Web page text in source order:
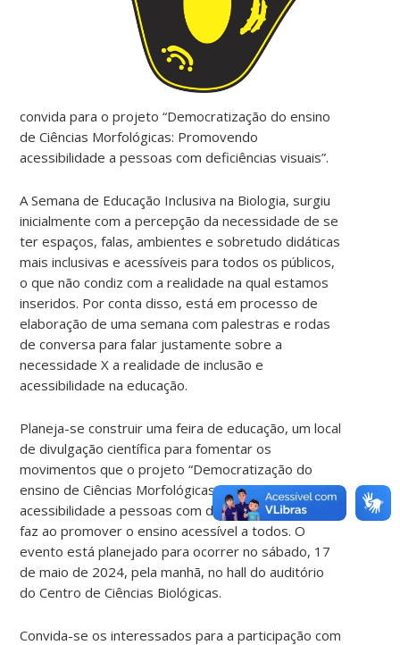
convida para o projeto “Democratização do ensino
de Ciências Morfológicas: Promovendo
acessibilidade a pessoas com deficiências visuais”.
A Semana de Educação Inclusiva na Biologia, surgiu
inicialmente com a percepção da necessidade de se
ter espaços, falas, ambientes e sobretudo didáticas
mais inclusivas e acessíveis para todos os públicos,
o que não condiz com a realidade na qual estamos
inseridos. Por conta disso, está em processo de
elaboração de uma semana com palestras e rodas
de conversa para falar justamente sobre a
necessidade X a realidade de inclusão e
acessibilidade na educação.
Planeja-se construir uma feira de educação, um local
de divulgação científica para fomentar os
movimentos que o projeto “Democratização do
ensino de Ciências Morfológicas: Promovendo
acessibilidade a pessoas com deficiências visuais”
faz ao promover o ensino acessível a todos. O
evento está planejado para ocorrer no sábado, 17
de maio de 2024, pela manhã, no hall do auditório
do Centro de Ciências Biológicas.
Convida-se os interessados para a participação com